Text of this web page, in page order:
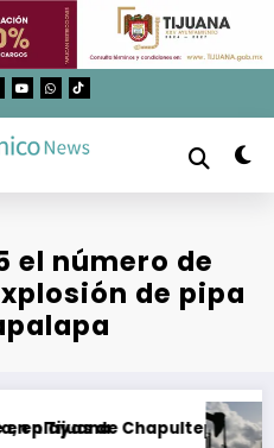
el número de
de pipa
de Chapultepec, en